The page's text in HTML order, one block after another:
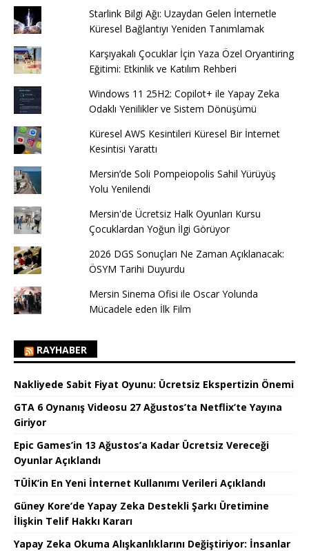
Starlink Bilgi Ağı: Uzaydan Gelen İnternetle
Küresel Bağlantıyı Yeniden Tanımlamak
Karşıyakalı Çocuklar İçin Yaza Özel Oryantiring
Eğitimi: Etkinlik ve Katılım Rehberi
Windows 11 25H2: Copilot+ ile Yapay Zeka
Odaklı Yenilikler ve Sistem Dönüşümü
Küresel AWS Kesintileri Küresel Bir İnternet
Kesintisi Yarattı
Mersin’de Soli Pompeiopolis Sahil Yürüyüş
Yolu Yenilendi
Mersin'de Ücretsiz Halk Oyunları Kursu
Çocuklardan Yoğun İlgi Görüyor
2026 DGS Sonuçları Ne Zaman Açıklanacak:
ÖSYM Tarihi Duyurdu
Mersin Sinema Ofisi ile Oscar Yolunda
Mücadele eden İlk Film
RAYHABER
Nakliyede Sabit Fiyat Oyunu: Ücretsiz Ekspertizin Önemi
GTA 6 Oynanış Videosu 27 Ağustos’ta Netflix’te Yayına
Giriyor
Epic Games’in 13 Ağustos’a Kadar Ücretsiz Vereceği
Oyunlar Açıklandı
TÜİK’in En Yeni İnternet Kullanımı Verileri Açıklandı
Güney Kore’de Yapay Zeka Destekli Şarkı Üretimine
İlişkin Telif Hakkı Kararı
Yapay Zeka Okuma Alışkanlıklarını Değiştiriyor: İnsanlar